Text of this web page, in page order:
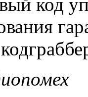
код